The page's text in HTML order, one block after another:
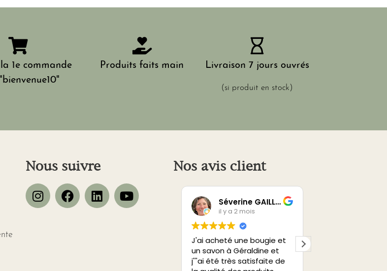
1e commande
Produits faits main Livraison 7 jours ouvrés
(si produit en stock)
Nous suivre Nos avis client
Séverine GAILLARD
il y a 2 mois
J'ai acheté une bougie et
un savon à Géraldine et
j'''ai été très satisfaite de